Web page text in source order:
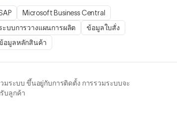
Microsoft Business Central
ะบบการวางแผนการผลิต
ข้อมูลใบสั่ง
อมูลหลักสินค้า
มระบบ ขึ้นอยู่กับการติดตั้ง การรวมระบบจะ
บลูกค้า